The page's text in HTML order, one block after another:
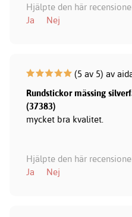
Hjälpte den här
Ja
Nej
(5 av 5) av
Rundstickor mässing
(37383)
mycket bra kvalitet.
Hjälpte den här
Ja
Nej